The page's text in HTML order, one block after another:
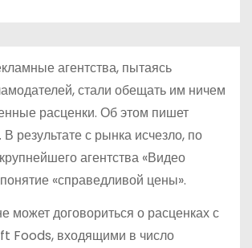
агентства, пытаясь
стали обещать им ничем
расценки. Об этом пишет
результате с рынка исчезло, по
агентства «Видео
«справедливой цены».
может договориться о расценках с
Foods, входящими в число